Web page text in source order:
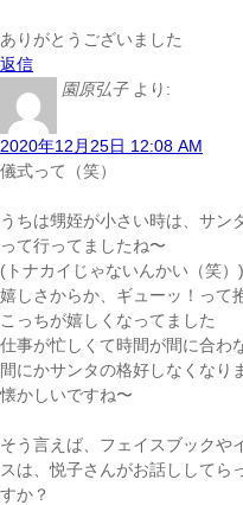
ありがとうございました
返信
園原弘子 より:
2020年12月25日 12:08 AM
儀式って
（笑）
うちは甥姪が小さい時は、サン
って行ってましたね〜
(トナカイじゃないんかい（笑）)
嬉しさからか、ギューッ！って
こっちが嬉しくなってました
仕事が忙しくて時間が間に合わ
間にかサンタの格好しなくなり
懐かしいですね〜
そう言えば、フェイスブックや
スは、悦子さんがお話ししてら
すか？